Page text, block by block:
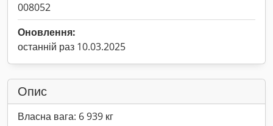
008052
Оновлення:
останній раз 10.03.2025
Опис
Власна вага: 6 939 кг